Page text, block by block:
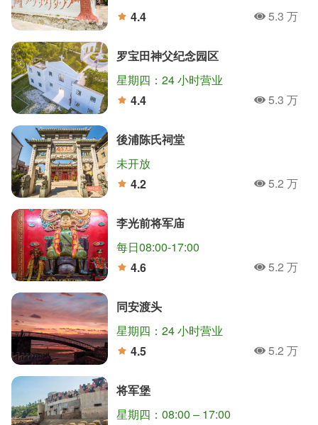
4.4
人氣5.3 万
罗宝田神父纪念园区
星期四：24 小时营业
4.4
人氣5.3 万
後浦陈氏祠堂
未开放
4.2
人氣5.2 万
李光前将军庙
每日08:00-17:00
4.6
人氣5.2 万
同安渡头
星期四：24 小时营业
4.5
人氣5.2 万
将军堡
星期四：08:00 – 17:00